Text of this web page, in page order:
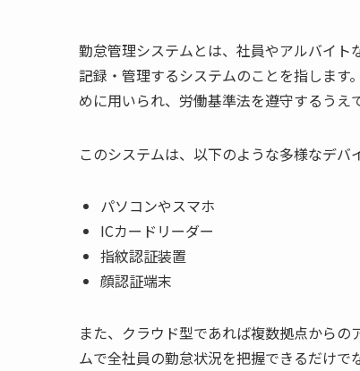
勤怠管理システムとは、社員やアルバイ
記録・管理するシステムのことを指しま
めに用いられ、労働基準法を遵守するうえ
このシステムは、以下のような多様なデバ
パソコンやスマホ
ICカードリーダー
指紋認証装置
顔認証端末
また、クラウド型であれば複数拠点から
ムで全社員の勤怠状況を把握できるだけ